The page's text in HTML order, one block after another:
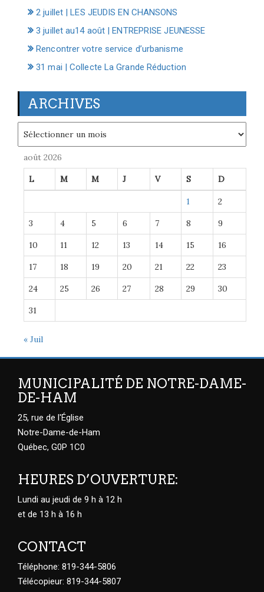
2 juillet | LES JEUDIS EN CHANSONS
3 juillet au14 août | ENTREPRISE JEUNESSE
Rencontrer votre service d’urbanisme
31 mai | Collecte La Grande Réduction
ARCHIVES
août 2026
L M M J V S D
1 2
3 4 5 6 7 8 9
10 11 12 13 14 15 16
17 18 19 20 21 22 23
24 25 26 27 28 29 30
31
« Juil
MUNICIPALITÉ DE NOTRE-DAME-
DE-HAM
25, rue de l'Église
Notre-Dame-de-Ham
Québec, G0P 1C0
HEURES D’OUVERTURE:
Lundi au jeudi de 9 h à 12 h
et de 13 h à 16 h
CONTACT
Téléphone: 819-344-5806
Télécopieur: 819-344-5807